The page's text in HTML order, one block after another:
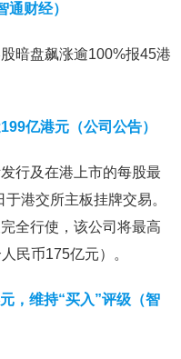
财经）
暗盘飙涨逾100%报45港
亿港元（公司公告）
行及在港上市的每股最
港交所主板挂牌交易。
全行使，该公司将最高
民币175亿元）。
，维持“买入”评级（智